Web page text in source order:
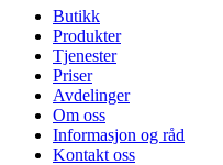
Butikk
Produkter
Tjenester
Priser
Avdelinger
Om oss
Informasjon og råd
Kontakt oss